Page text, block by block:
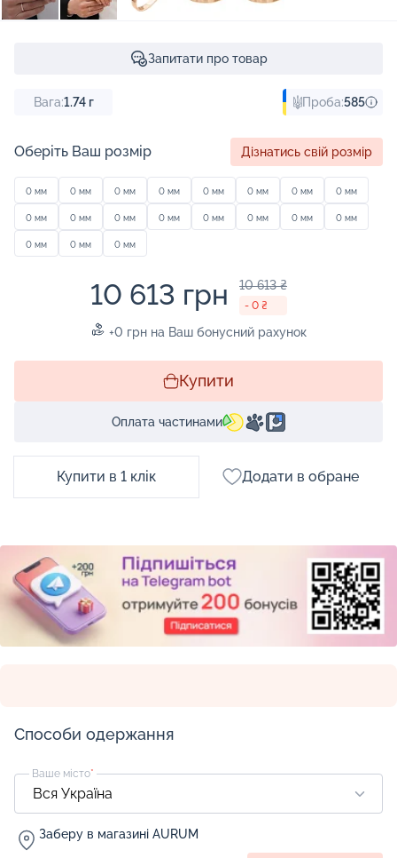
Запитати про товар
Вага:1.74г Проба:585
Оберіть Ваш розмір Дізнатись свій розмір
0 мм 0 мм 0 мм 0 мм 0 мм 0 мм 0 мм 0 мм
0 мм 0 мм 0 мм 0 мм 0 мм 0 мм 0 мм 0 мм
0 мм 0 мм 0 мм
10 613 грн 10 613 ₴
- 0 ₴
+0 грн на Ваш бонусний рахунок
Купити
Оплата частинами
Купити в 1 клік Додати в обране
Способи одержання
Ваше місто*
Заберу в магазині AURUM